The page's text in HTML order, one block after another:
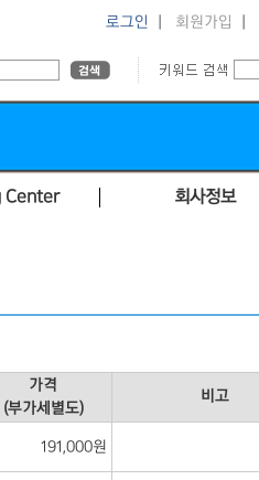
로그인 회원가입
Center 회사정보
가격
(부가세별도)
비고
191,000원